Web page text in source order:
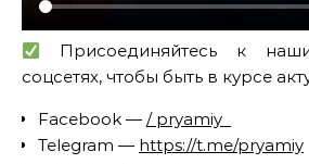
Присоединяйтесь к
соцсетях, чтобы быть в курсе
Facebook — / pryamiy
Telegram — https://t.me/pryamiy